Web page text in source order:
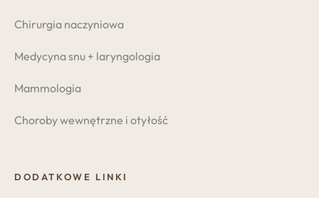
Chirurgia naczyniowa
Medycyna snu + laryngologia
Mammologia
Choroby wewnętrzne i otyłość
DODATKOWE LINKI